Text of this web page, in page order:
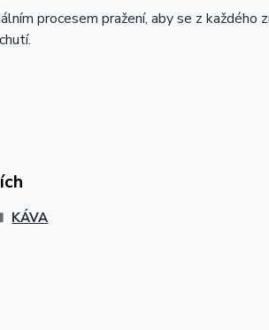
procesem pražení, aby se z
KÁVA